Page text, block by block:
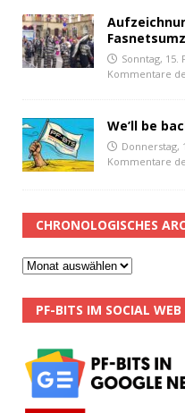
Sonntag, 15.
Kommentare
We’ll be
Donnerstag,
Kommentare
CHRONOLOGISCHES
PF-BITS IM SOCIAL WEB